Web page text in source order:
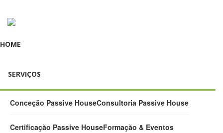
HOME
SERVIÇOS
Conceção Passive HouseConsultoria Passive House
Certificação Passive HouseFormação & Eventos